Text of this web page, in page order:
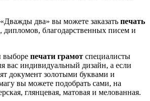
два» вы можете заказать печать
, дипломов, благодарственных писем и
выборе печати грамот специалисты
вас индивидуальный дизайн, а если
документ золотыми буквами и
вы можете подобрать сами, на
глянцевая, матовая и мелованная.